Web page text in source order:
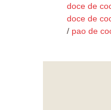
doce de
doce de
/ pao de